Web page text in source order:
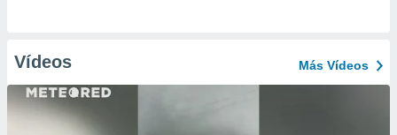
Vídeos Más Vídeos